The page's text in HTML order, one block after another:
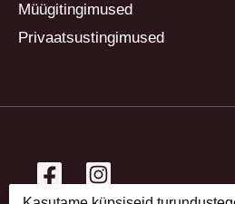
Müügitingimused
Privaatsustingimused